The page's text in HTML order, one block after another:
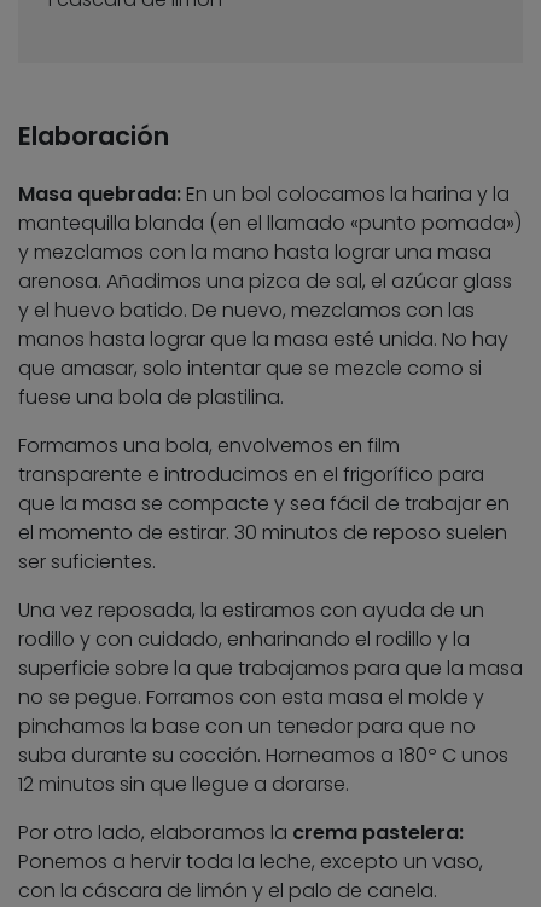
Elaboración
Masa quebrada: En un bol colocamos la harina y la
mantequilla blanda (en el llamado «punto pomada»)
y mezclamos con la mano hasta lograr una masa
arenosa. Añadimos una pizca de sal, el azúcar glass
y el huevo batido. De nuevo, mezclamos con las
manos hasta lograr que la masa esté unida. No hay
que amasar, solo intentar que se mezcle como si
fuese una bola de plastilina.
Formamos una bola, envolvemos en film
transparente e introducimos en el frigorífico para
que la masa se compacte y sea fácil de trabajar en
el momento de estirar. 30 minutos de reposo suelen
ser suficientes.
Una vez reposada, la estiramos con ayuda de un
rodillo y con cuidado, enharinando el rodillo y la
superficie sobre la que trabajamos para que la masa
no se pegue. Forramos con esta masa el molde y
pinchamos la base con un tenedor para que no
suba durante su cocción. Horneamos a 180º C unos
12 minutos sin que llegue a dorarse.
Por otro lado, elaboramos la crema pastelera:
Ponemos a hervir toda la leche, excepto un vaso,
con la cáscara de limón y el palo de canela.